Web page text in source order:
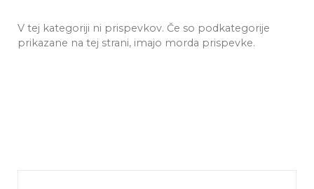
V tej kategoriji ni prispevkov. Če so podkategorije
prikazane na tej strani, imajo morda prispevke.